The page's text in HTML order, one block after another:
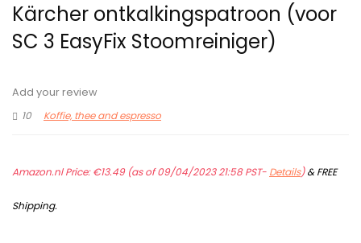
Kärcher ontkalkingspatroon (voor
SC 3 EasyFix Stoomreiniger)
Add your review
10
Koffie, thee and espresso
Amazon.nl Price:€13.49(as of 09/04/2023 21:58 PST- Details)&FREE
Shipping.